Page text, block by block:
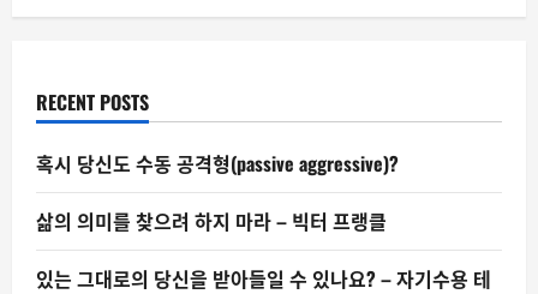
회
점
에
서
RECENT POSTS
혹시 당신도 수동 공격형(passive aggressive)?
삶의 의미를 찾으려 하지 마라 – 빅터 프랭클
있는 그대로의 당신을 받아들일 수 있나요? – 자기수용 테